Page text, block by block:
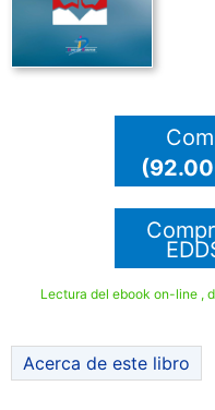
Lectura del ebook on-line ,
Acerca de este libro